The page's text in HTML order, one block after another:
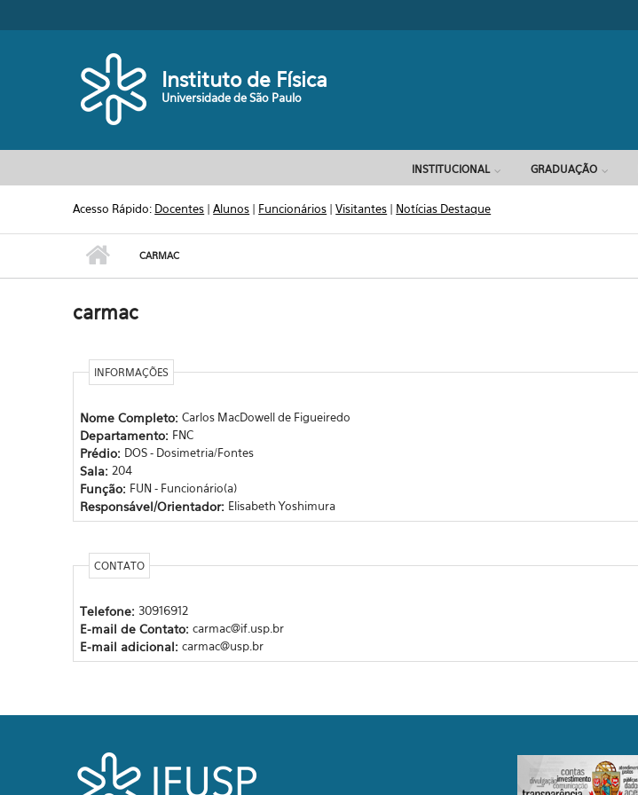
Instituto de Física
Universidade de São Paulo
INSTITUCIONAL GRADUAÇÃO
Acesso Rápido: Docentes |Alunos | Funcionários |Visitantes | Notícias Destaque
CARMAC
carmac
INFORMAÇÕES
Nome Completo: Carlos MacDowell de Figueiredo
Departamento: FNC
Prédio: DOS - Dosimetria/Fontes
Sala: 204
Função: FUN - Funcionário(a)
Responsável/Orientador: Elisabeth Yoshimura
CONTATO
Telefone: 30916912
E-mail de Contato: carmac@if.usp.br
E-mail adicional: carmac@usp.br